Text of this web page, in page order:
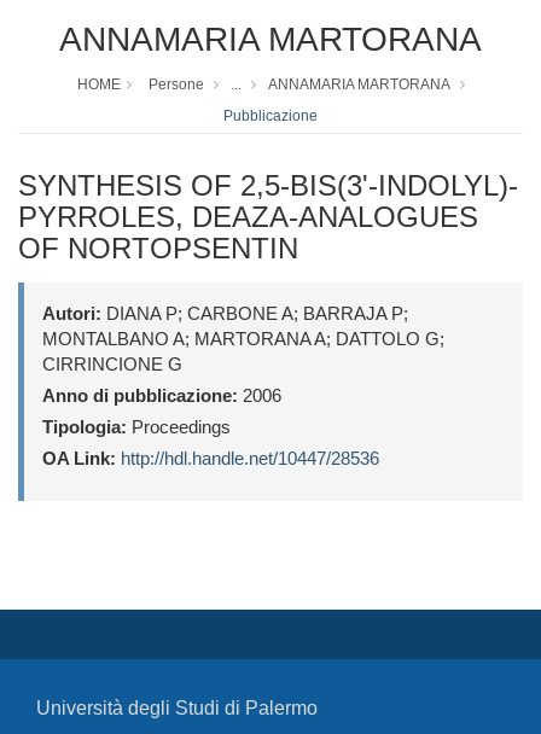
ANNAMARIA MARTORANA
HOME Persone ...
ANNAMARIA MARTORANA
Pubblicazione
SYNTHESIS OF 2,5-BIS(3'-INDOLYL)-
PYRROLES, DEAZA-ANALOGUES
OF NORTOPSENTIN
Autori: DIANA P; CARBONE A; BARRAJA P;
MONTALBANO A; MARTORANA A; DATTOLO G;
CIRRINCIONE G
Anno di pubblicazione: 2006
Tipologia: Proceedings
OA Link: http://hdl.handle.net/10447/28536
Università degli Studi di Palermo